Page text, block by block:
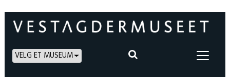
VELG ET MUSEUM